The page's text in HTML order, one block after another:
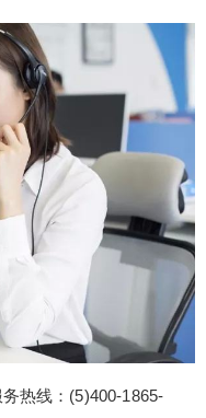
热线：(5)400-1865-